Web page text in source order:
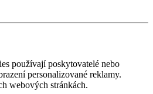
používají poskytovatelé nebo
personalizované reklamy.
webových stránkách.